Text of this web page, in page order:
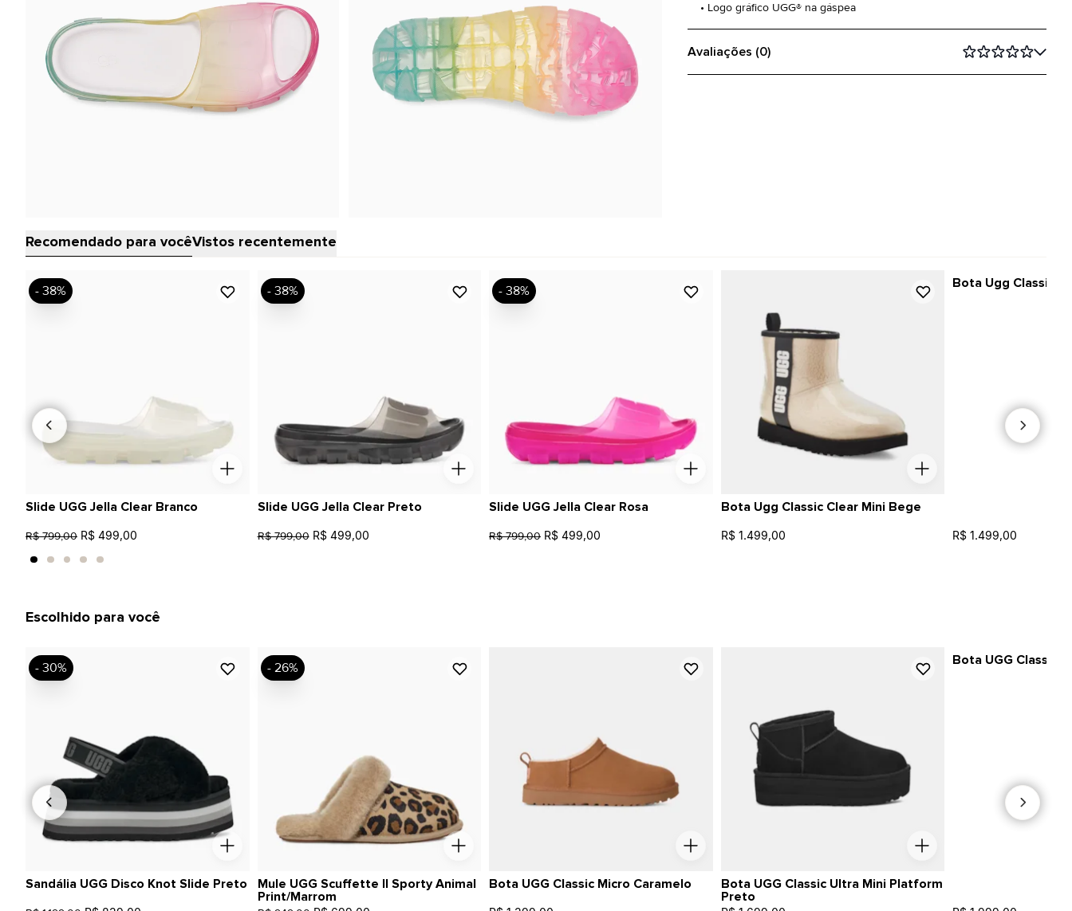
• Logo gráfico UGG® na gáspea
Avaliações (0)
Recomendado para vocêVistos recentemente
Slide UGG Jella Clear Branco
R$ 799,00 R$ 499,00
- 38%
Slide UGG Jella Clear Preto
R$ 799,00 R$ 499,00
- 38%
Slide UGG Jella Clear Rosa
R$ 799,00 R$ 499,00
- 38%
Bota Ugg Classic Clear Mini Bege
R$ 1.499,00
Bota Ugg Classic
R$ 1.499,00
Escolhido para você
Sandália UGG Disco Knot Slide Preto
- 30%
Mule UGG Scuffette II Sporty Animal
Print/Marrom
- 26%
Bota UGG Classic Micro Caramelo
Bota UGG Classic Ultra Mini Platform
Preto
Bota UGG Classic